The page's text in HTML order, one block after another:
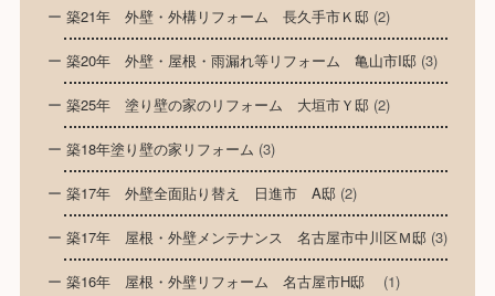
築21年 外壁・外構リフォーム 長久手市Ｋ邸(2)
築20年 外壁・屋根・雨漏れ等リフォーム 亀山市I邸(3)
築25年 塗り壁の家のリフォーム 大垣市Ｙ邸(2)
築18年塗り壁の家リフォーム (3)
築17年 外壁全面貼り替え 日進市 A邸(2)
築17年 屋根・外壁メンテナンス 名古屋市中川区Ｍ邸(3)
築16年 屋根・外壁リフォーム 名古屋市H邸 (1)